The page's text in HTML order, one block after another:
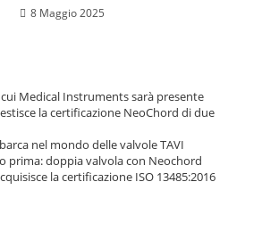
8 Maggio 2025
Medical Instruments sarà presente
la certificazione NeoChord di due
nel mondo delle valvole TAVI
prima: doppia valvola con Neochord
la certificazione ISO 13485:2016